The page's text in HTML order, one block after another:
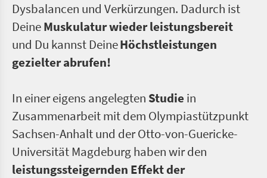
Dysbalancen und Verkürzungen. Dadurch ist
DeineMuskulatur wieder leistungsbereit
und Du kannst DeineHöchstleistungen
gezielter abrufen!
In einer eigens angelegten Studie in
Zusammenarbeit mit dem Olympiastützpunkt
Sachsen-Anhalt und der Otto-von-Guericke-
Universität Magdeburg haben wir den
leistungssteigernden Effekt der